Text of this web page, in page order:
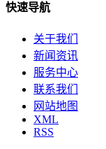
快速导航
关于我们
新闻资讯
服务中心
联系我们
网站地图
XML
RSS